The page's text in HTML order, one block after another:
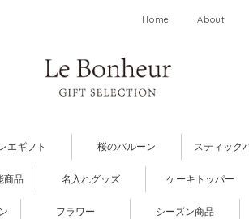
Home About
エギフト 桜のバルーン スティック
商品 名入れグッズ ケーキトッパー
フラワー シーズン商品